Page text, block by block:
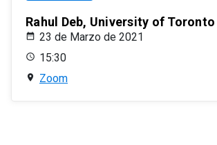
Rahul Deb, University of Toronto
23 de Marzo de 2021
15:30
Zoom